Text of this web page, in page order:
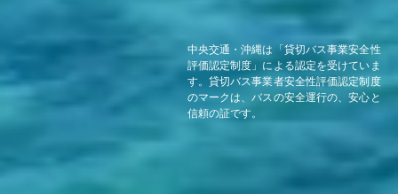
中央交通・沖縄は「貸切バス事業安全性
評価認定制度」による認定を受けていま
す。貸切バス事業者安全性評価認定制度
のマークは、バスの安全運行の、安心と
信頼の証です。